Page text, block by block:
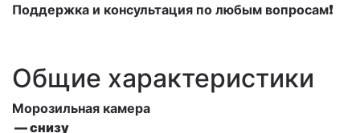
Поддержка и консультация по любым вопросам❗
Общие характеристики
Морозильная камера
— снизу